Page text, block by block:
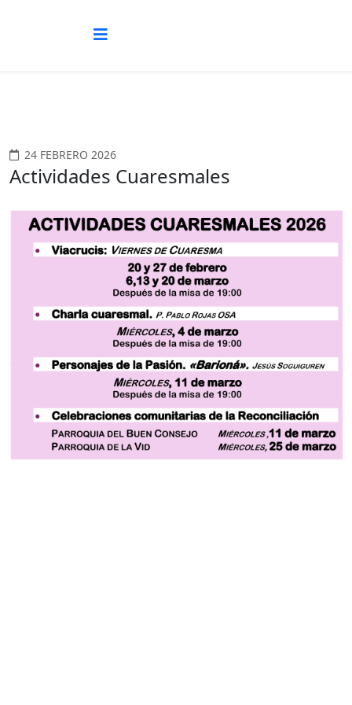
24 FEBRERO 2026
Actividades Cuaresmales